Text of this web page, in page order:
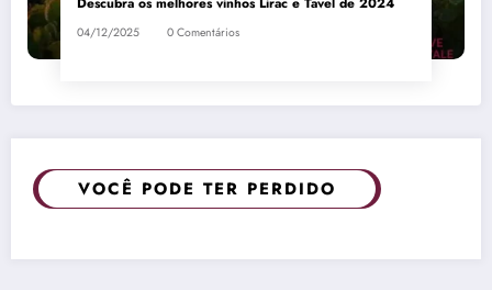
04/12/2025 0 Comentários
VOCÊ PODE TER PERDIDO